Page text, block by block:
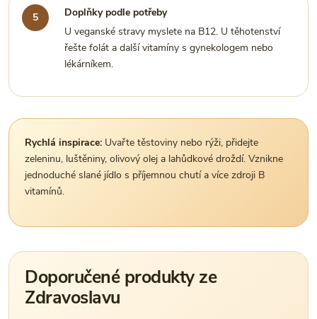
Doplňky podle potřeby
U veganské stravy myslete na B12. U těhotenství
řešte folát a další vitamíny s gynekologem nebo
lékárníkem.
Rychlá inspirace: Uvařte těstoviny nebo rýži, přidejte
zeleninu, luštěniny, olivový olej a lahůdkové droždí. Vznikne
jednoduché slané jídlo s příjemnou chutí a více zdroji B
vitamínů.
Doporučené produkty ze
Zdravoslavu